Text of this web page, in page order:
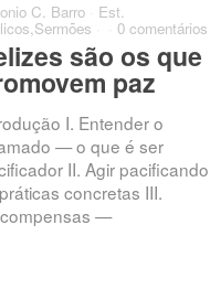
C. Barro Est.
,Sermões 0 comentários
são os que
paz
I. Entender o
— o que é ser
II. Agir pacificando
concretas III.
—